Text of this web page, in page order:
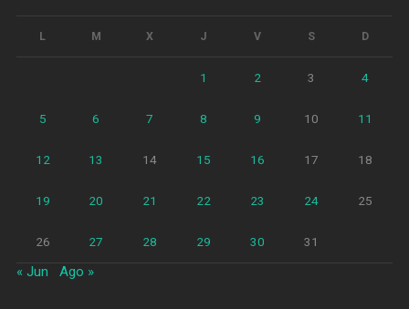
L M X J V S D
1 2 3 4
5 6 7 8 9 10 11
12 13 14 15 16 17 18
19 20 21 22 23 24 25
26 27 28 29 30 31
« Jun Ago »